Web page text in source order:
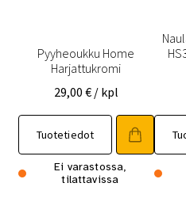
Pyyheoukku Home
Harjattukromi
29,00 € / kpl
Tuotetiedot
Ei varastossa,
tilattavissa